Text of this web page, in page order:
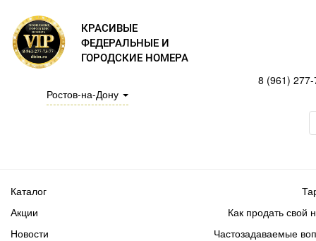
КРАСИВЫЕ
ФЕДЕРАЛЬНЫЕ И
ГОРОДСКИЕ НОМЕРА
Ростов-на-Дону
8 (961)
Каталог
Акции
Новости
Как продать свой
Частозадаваемые